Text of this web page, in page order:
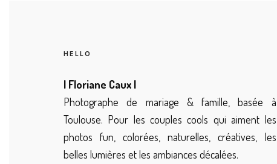
HELLO
| Floriane Caux |
Photographe de mariage & famille, basée à
Toulouse. Pour les couples cools qui aiment les
photos fun, colorées, naturelles, créatives, les
belles lumières et les ambiances décalées.